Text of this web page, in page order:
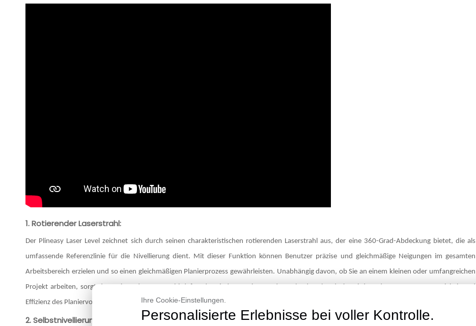
1. Rotierender Laserstrahl:
Der Plineasy Laser Level zeichnet sich durch seinen charakteristischen rotierenden Laserstrahl aus, der eine 360-Grad-Abdeckung bietet, die als
umfassende Referenzlinie für die Nivellierung dient. Mit dieser Funktion können Benutzer präzise und gleichmäßige Neigungen im gesamten
Arbeitsbereich erzielen und so einen gleichmäßigen Planierprozess gewährleisten. Unabhängig davon, ob Sie an einem kleinen oder umfangreichen
Projekt arbeiten, sorgt der rotierende Laserstrahl dafür, dass jeder Zentimeter des Geländes abgedeckt wird, und trägt so zur Genauigkeit und
Effizienz des Planiervorgangs bei.
2. Selbstnivellierungsmechanismus:
Ihre Cookie-Einstellungen.
Personalisierte Erlebnisse bei voller Kontrolle.